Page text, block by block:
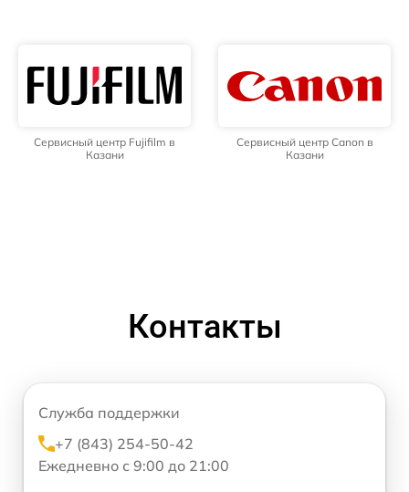
Сервисный центр Fujifilm в
Казани
Сервисный центр Canon в
Казани
Контакты
Служба поддержки
+7 (843) 254-50-42
Ежедневно с 9:00 до 21:00